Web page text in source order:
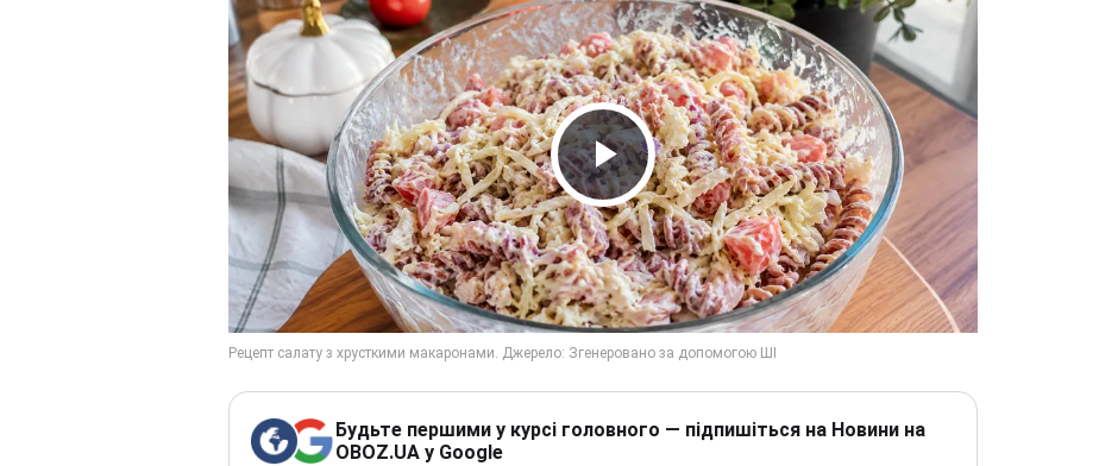
Play Video
Будьте першими у курсі головного — підпишіться на Новини на
OBOZ.UA у Google